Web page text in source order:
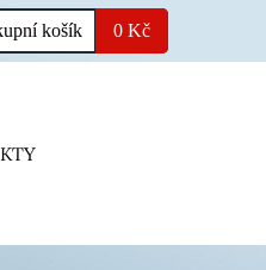
košík 0 Kč